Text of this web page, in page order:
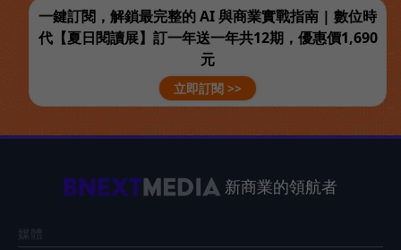
一鍵訂閱，解鎖最完整的 AI 與商業實戰指南 | 數位時
代【夏日閱讀展】訂一年送一年共12期，優惠價1,690
元
立即訂閱 >>
新商業的領航者
媒體